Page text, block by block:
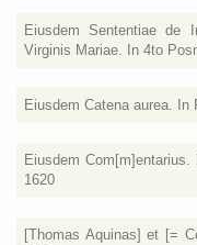
Eiusdem Sententiae de
Virginis Mariae. In 4to
Eiusdem Catena aurea. In
Eiusdem
1620
[Thomas Aquinas] et [=